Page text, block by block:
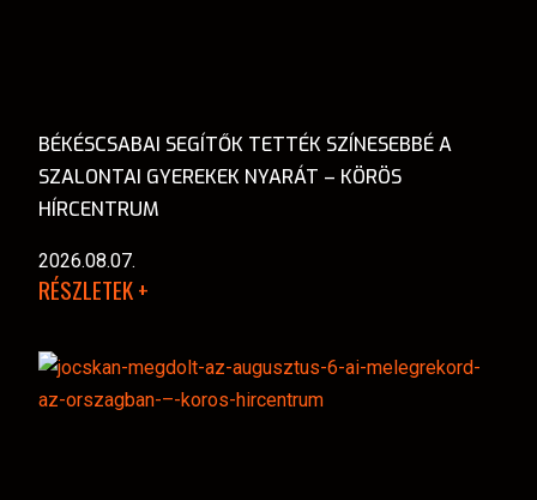
BÉKÉSCSABAI SEGÍTŐK TETTÉK SZÍNESEBBÉ A
SZALONTAI GYEREKEK NYARÁT – KÖRÖS
HÍRCENTRUM
2026.08.07.
RÉSZLETEK +